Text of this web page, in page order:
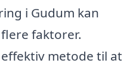
i Gudum kan
faktorer.
metode til at